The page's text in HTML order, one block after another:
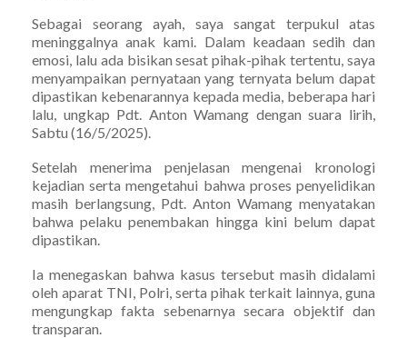
Sebagai seorang ayah, saya sangat terpukul atas
meninggalnya anak kami. Dalam keadaan sedih dan
emosi, lalu ada bisikan sesat pihak-pihak tertentu, saya
menyampaikan pernyataan yang ternyata belum dapat
dipastikan kebenarannya kepada media, beberapa hari
lalu, ungkap Pdt. Anton Wamang dengan suara lirih,
Sabtu (16/5/2025).
Setelah menerima penjelasan mengenai kronologi
kejadian serta mengetahui bahwa proses penyelidikan
masih berlangsung, Pdt. Anton Wamang menyatakan
bahwa pelaku penembakan hingga kini belum dapat
dipastikan.
Ia menegaskan bahwa kasus tersebut masih didalami
oleh aparat TNI, Polri, serta pihak terkait lainnya, guna
mengungkap fakta sebenarnya secara objektif dan
transparan.